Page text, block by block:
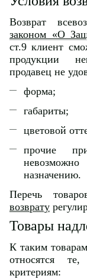
Возврат
законом «О
ст.9 клиент
продукции
продавец не
форма;
габариты;
цветовой
прочие
назначению.
Перечь
возврату
Товары
К таким
относятся
критериям: